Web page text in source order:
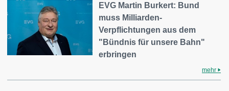
EVG Martin Burkert: Bund
muss Milliarden-
Verpflichtungen aus dem
"Bündnis für unsere Bahn"
erbringen
mehr